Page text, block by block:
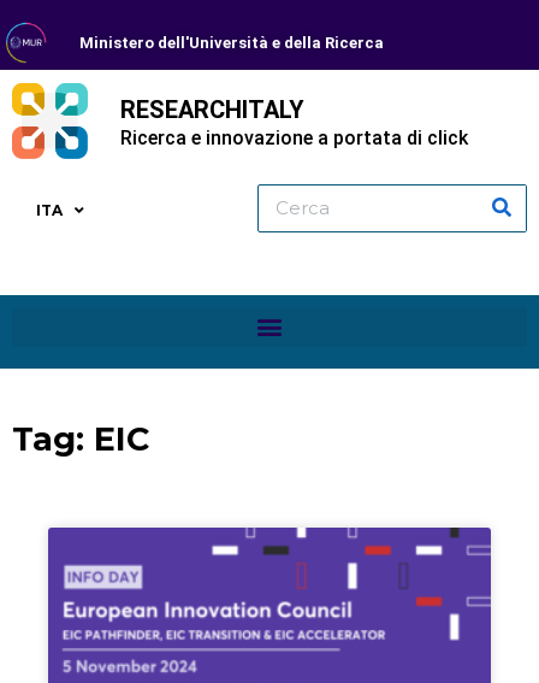
Ministero dell'Università e della Ricerca
RESEARCHITALY
Ricerca e innovazione a portata di click
ITA
Tag: EIC